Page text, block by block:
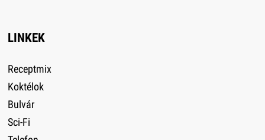
LINKEK
Receptmix
Koktélok
Bulvár
Sci-Fi